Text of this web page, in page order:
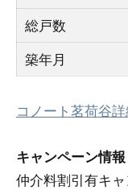
総戸数
築年月
コノート茗荷谷
キャンペーン情報
仲介料割引有キャ